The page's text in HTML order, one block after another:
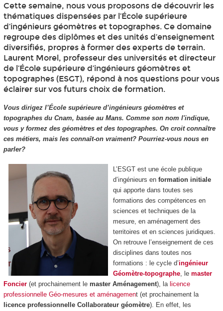
Cette semaine, nous vous proposons de découvrir les
thématiques dispensées par l’École supérieure
d’ingénieurs géomètres et topographes. Ce domaine
regroupe des diplômes et des unités d’enseignement
diversifiés, propres à former des experts de terrain.
Laurent Morel, professeur des universités et directeur
de l’École supérieure d’ingénieurs géomètres et
topographes (ESGT), répond à nos questions pour vous
éclairer sur vos futurs choix de formation.
Vous dirigez l’École supérieure d’ingénieurs géomètres et
topographes du Cnam, basée au Mans. Comme son nom l'indique,
vous y formez des géomètres et des topographes. On croit connaître
ces métiers, mais les connaît-on vraiment? Pourriez-vous nous en
parler?
L’ESGT est une école publique
d’ingénieurs en formation initiale
qui apporte dans toutes ses
formations des compétences en
sciences et techniques de la
mesure, en aménagement des
territoires et en sciences juridiques.
On retrouve l’enseignement de ces
disciplines dans toutes nos
formations : le cycle d’ingénieur
Géomètre-topographe, le master
Foncier(et prochainement le master Aménagement), la licence
professionnelle Géo-mesures et aménagement (et prochainement la
licence professionnelle Collaborateur géomètre). En effet, les